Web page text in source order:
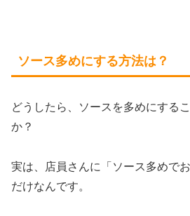
ソース多めにする方法は？
どうしたら、ソースを多めにする
か？
実は、店員さんに「ソース多めで
だけなんです。